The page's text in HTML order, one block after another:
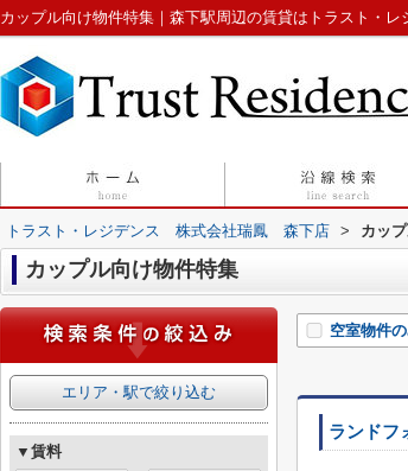
カップル向け物件特集｜森下駅周辺の賃貸はトラスト
トラスト・レジデンス 株式会社瑞鳳 森下店 > カッ
カップル向け物件特集
空室物件
ランドフ
エリア・駅で絞り込む
▼賃料